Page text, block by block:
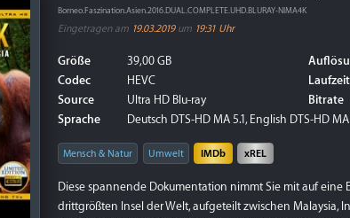
Borneo.Faszination.Asien.2016.DUAL.COMPLETE.UHD.BLURAY-NIMA4K
Eingetragen am 19.03.2019um 19:31 Uhr
Größe
39,00 GB
Codec
HEVC
Source
Ultra HD Blu-ray
Sprache
Deutsch DTS-HD MA 5.1, English DTS-HD MA
Laufzeit
Bitrate
Mensch & Natur Umwelt IMDb xREL
Diese spannende Dokumentation nimmt Sie mit auf eine
drittgrößten Insel der Welt, aufgeteilt zwischen Malaysia,